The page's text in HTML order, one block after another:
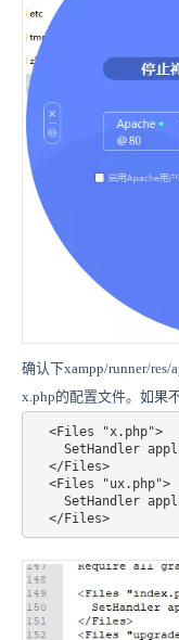
确认下xampp/runner/
x.php的配置文件。如果
  </Files>